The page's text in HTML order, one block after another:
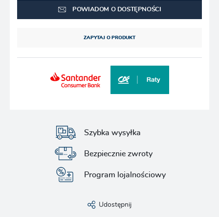
POWIADOM O DOSTĘPNOŚCI
ZAPYTAJ O PRODUKT
Szybka wysyłka
Bezpiecznie zwroty
Program lojalnościowy
Udostępnij